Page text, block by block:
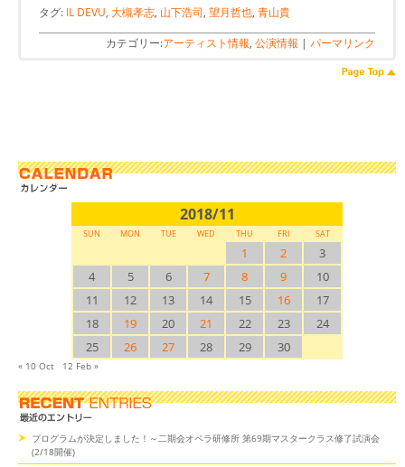
タグ: IL DEVU, 大槻孝志, 山下浩司, 望月哲也, 青山貴
カテゴリー:アーティスト情報, 公演情報 | パーマリンク
2018/11
SUN MON TUE WED THU FRI SAT
1 2
3
4
5 6 7 8 9
10
11
12 13 14 15 16
17
18
19 20 21 22 23
24
25
26 27 28 29 30
« 10 Oct 12 Feb »
プログラムが決定しました！～二期会オペラ研修所 第69期マスタークラス修了試演会
(2/18開催)